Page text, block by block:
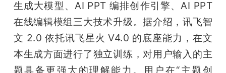
生成大模型、AI PPT 编排创作引擎、AI PPT
在线编辑模组三大技术升级。据介绍，讯飞智
文 2.0 依托讯飞星火 V4.0 的底座能力，在文
本生成方面进行了独立训练，对用户输入的主
题具备更强大的理解能力。用户在“主题创